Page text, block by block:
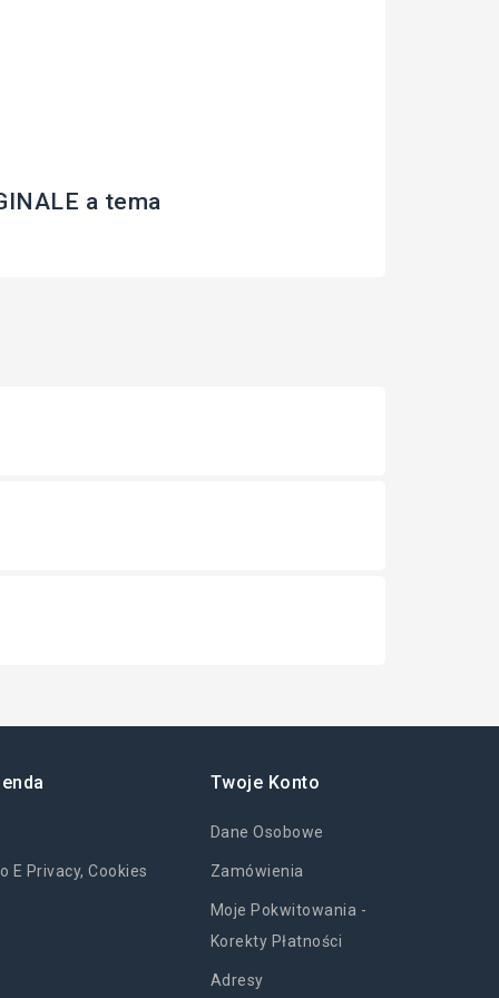
a tema
E Privacy, Cookies
Twoje Konto
Dane Osobowe
Zamówienia
Moje Pokwitowania -
Korekty Płatności
Adresy